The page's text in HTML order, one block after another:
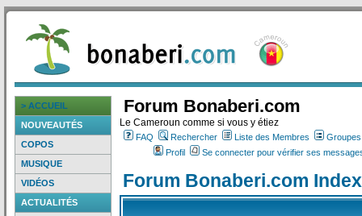
> ACCUEIL
NOUVEAUTÉS
COPOS
MUSIQUE
VIDÉOS
ACTUALITÉS
Forum Bonaberi.com
Le Cameroun comme si vous y étiez
FAQ Rechercher Liste des Membres
Profil
Se connecter pour vérifier ses
Forum Bonaberi.com